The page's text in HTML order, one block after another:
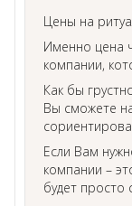
Цены на
Именно цена
компании,
Как бы
Вы сможете
Если Вам
компании –
будет просто